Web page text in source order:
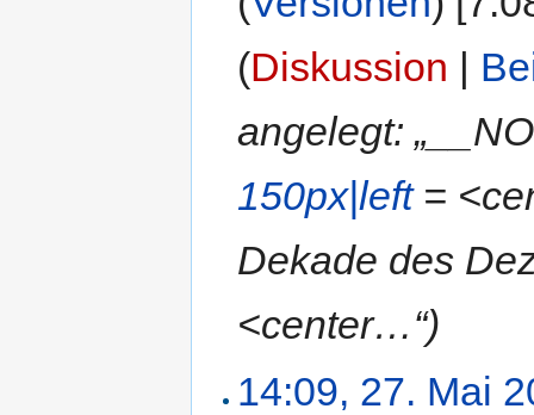
(Diskussion
angelegt:
150px|left=
Dekade des
<center…“)
14:09, 27. Mai